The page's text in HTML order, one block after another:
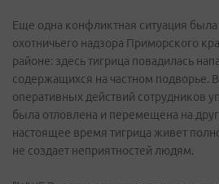
Еще одна конфликтная ситуация
охотничьего надзора Приморского
районе: здесь тигрица повадилась
содержащихся на частном подворье.
оперативных действий сотрудников
была отловлена и перемещена на
настоящее время тигрица живет
не создает неприятностей людям.